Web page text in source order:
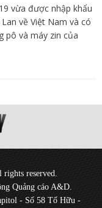
vừa được nhập khẩu
về Việt Nam và có
pô và máy zin của
reserved.
Quảng cáo A&D.
- Số 58 Tố Hữu -